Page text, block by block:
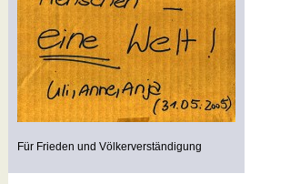
Für Frieden und Völkerverständigung